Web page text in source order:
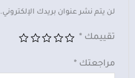
لن يتم نشر عنوان بريدك الإلكتروني.
تقييمك *
مراجعتك *